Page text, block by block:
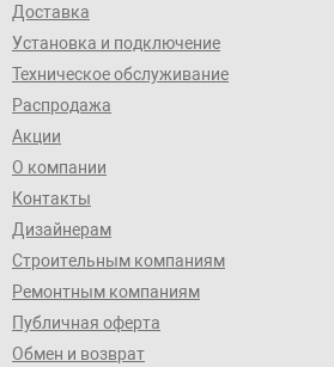
Доставка
Установка и подключение
Техническое обслуживание
Распродажа
Акции
О компании
Контакты
Дизайнерам
Строительным компаниям
Ремонтным компаниям
Публичная оферта
Обмен и возврат